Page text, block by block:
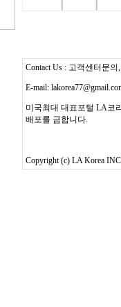
Contact Us : 고객센터문의
E-mail:
미국최대 대표포털 LA코
배포를 금합니다.
Copyright (c) LA Korea